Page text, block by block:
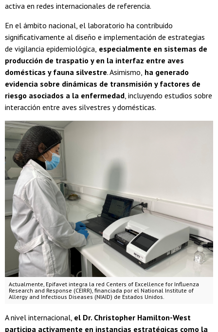
activa en redes internacionales de referencia.
En el ámbito nacional, el laboratorio ha contribuido
significativamente al diseño e implementación de estrategias
de vigilancia epidemiológica, especialmente en sistemas de
producción de traspatio y en la interfaz entre aves
domésticas y fauna silvestre. Asimismo, ha generado
evidencia sobre dinámicas de transmisión y factores de
riesgo asociados a la enfermedad , incluyendo estudios sobre
interacción entre aves silvestres y domésticas.
Actualmente, Epifavet integra la red Centers of Excellence for Influenza
Research and Response (CEIRR), financiada por el National Institute of
Allergy and Infectious Diseases (NIAID) de Estados Unidos.
A nivel internacional, el Dr. Christopher Hamilton-West
participa activamente en instancias estratégicas como la